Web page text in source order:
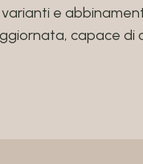
varianti e
capace di